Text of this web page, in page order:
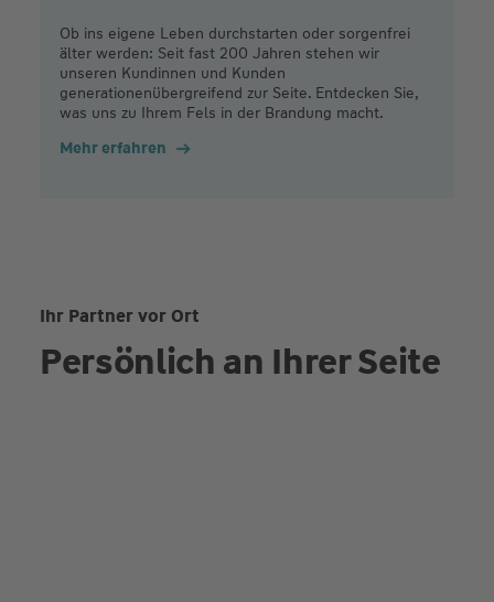
Ob ins eigene Leben durchstarten oder sorgenfrei
älter werden: Seit fast 200 Jahren stehen wir
unseren Kundinnen und Kunden
generationenübergreifend zur Seite. Entdecken Sie,
was uns zu Ihrem Fels in der Brandung macht.
Mehr erfahren
Ihr Partner vor Ort
Persönlich an Ihrer Seite